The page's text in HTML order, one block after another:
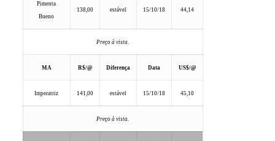
Pimenta
Bueno
138,00 estável 15/10/18 44,14
Preço à vista.
MA R$/@ Diferença Data US$/@
Imperatriz 141,00 estável 15/10/18 45,10
Preço à vista.